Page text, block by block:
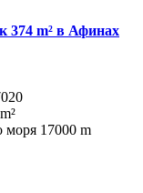
374 m² в Афинах
моря 17000 m